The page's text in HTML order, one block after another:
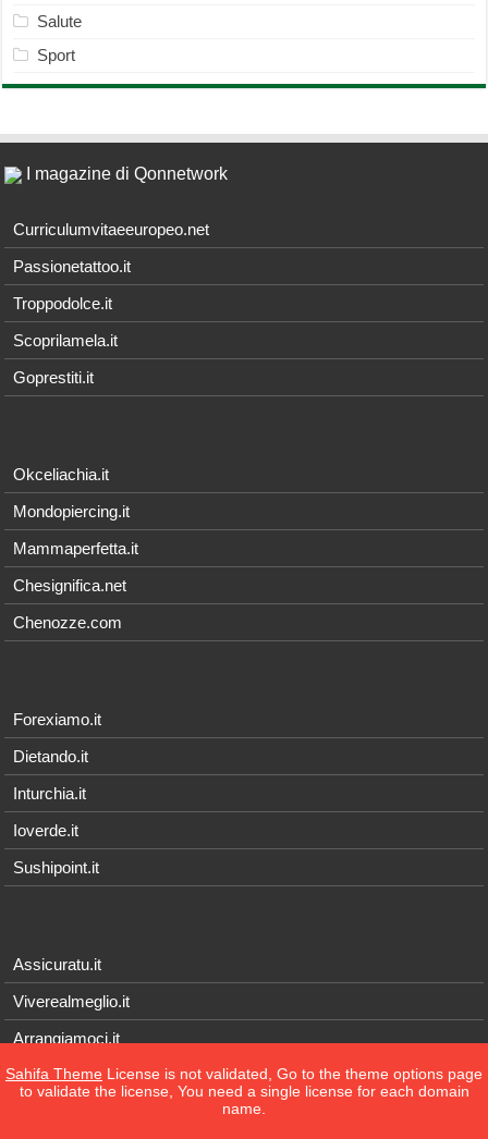
Salute
Sport
I magazine di Qonnetwork
Curriculumvitaeeuropeo.net
Passionetattoo.it
Troppodolce.it
Scoprilamela.it
Goprestiti.it
Okceliachia.it
Mondopiercing.it
Mammaperfetta.it
Chesignifica.net
Chenozze.com
Forexiamo.it
Dietando.it
Inturchia.it
Ioverde.it
Sushipoint.it
Assicuratu.it
Viverealmeglio.it
Arrangiamoci.it
Tecnichef.it
Sahifa Theme License is not validated, Go to the theme options page
to validate the license, You need a single license for each domain
name.